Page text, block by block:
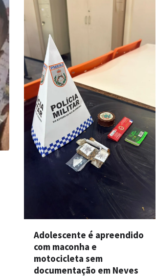
Adolescente é apreendido
com maconha e
motocicleta sem
documentação em Neves